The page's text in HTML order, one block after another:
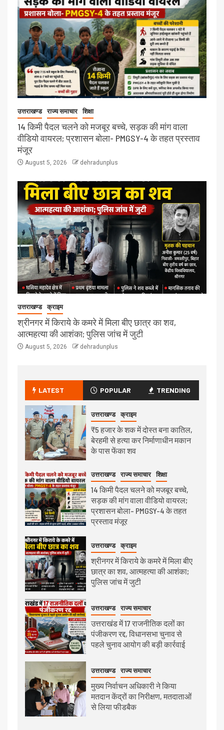
उत्तराखण्ड राज्य समाचार शिक्षा
14 किमी पैदल चलने को मजबूर बच्चे, सड़क की मांग वाला
वीडियो वायरल; प्रशासन बोला- PMGSY-4 के तहत प्रस्ताव
मंजूर
August 5, 2026 dehradunplus
उत्तराखण्ड क्राइम
श्रीनगर में किराये के कमरे में मिला बीए छात्र का शव,
आत्महत्या की आशंका; पुलिस जांच में जुटी
August 5, 2026 dehradunplus
LATEST POPULAR TRENDING
उत्तराखण्ड क्राइम
₹5 हजार के शक में दोस्त बना कातिल,
बेरहमी से हत्या कर निर्माणाधीन मकान
के पास फेंका शव
उत्तराखण्ड राज्य समाचार शिक्षा
14 किमी पैदल चलने को मजबूर बच्चे,
सड़क की मांग वाला वीडियो वायरल;
प्रशासन बोला- PMGSY-4 के तहत
प्रस्ताव मंजूर
उत्तराखण्ड क्राइम
श्रीनगर में किराये के कमरे में मिला बीए
छात्र का शव, आत्महत्या की आशंका;
पुलिस जांच में जुटी
उत्तराखण्ड राज्य समाचार
उत्तराखंड में 17 राजनीतिक दलों का
पंजीकरण रद्द, विधानसभा चुनाव से
पहले चुनाव आयोग की बड़ी कार्रवाई
उत्तराखण्ड राज्य समाचार
मुख्य निर्वाचन अधिकारी ने किया
मतदान केंद्रों का निरीक्षण, मतदाताओं
से लिया फीडबैक